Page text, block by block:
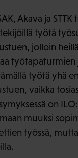
Akava ja
työtä
jolloin
työtä yhä
vaikka
on
muuksi
työssä,